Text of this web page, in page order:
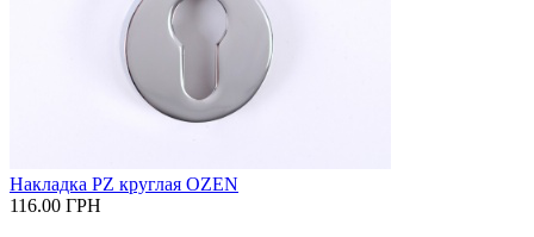
Накладка PZ круглая OZEN
116.00 ГРН